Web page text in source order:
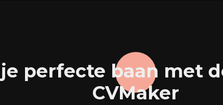
perfecte baan met
CVMaker